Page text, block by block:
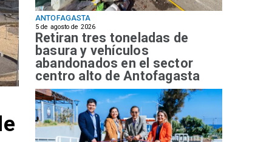
ANTOFAGASTA
5 de agosto de 2026
Retiran tres toneladas de
basura y vehículos
abandonados en el sector
centro alto de Antofagasta